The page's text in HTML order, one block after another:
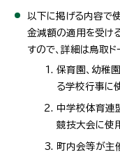
以下に掲げる内容で
金減額の適用を受け
すので、詳細は鳥取
保育園、幼稚
る学校行事
中学校体育連
競技大会に
町内会等が主